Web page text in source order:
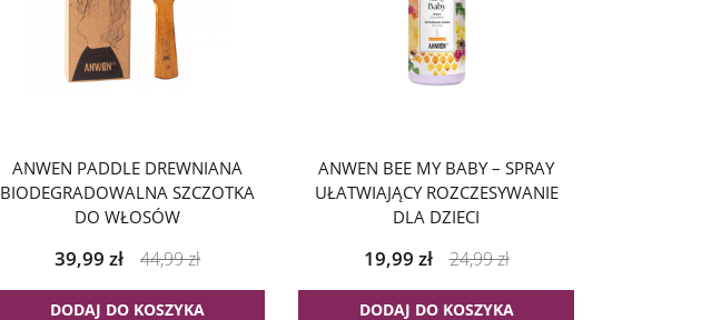
ANWEN PADDLE DREWNIANA
BIODEGRADOWALNA SZCZOTKA
DO WŁOSÓW
39,99zł 44,99zł
DODAJ DO KOSZYKA
ANWEN BEE MY BABY – SPRAY
UŁATWIAJĄCY ROZCZESYWANIE
DLA DZIECI
19,99 zł 24,99zł
DODAJ DO KOSZYKA